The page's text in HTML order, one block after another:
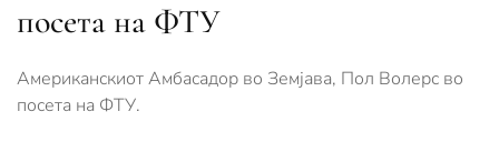
посeта на ФТУ
Американскиот Амбасадор во Земјава, Пол Волерс во
посета на ФТУ.